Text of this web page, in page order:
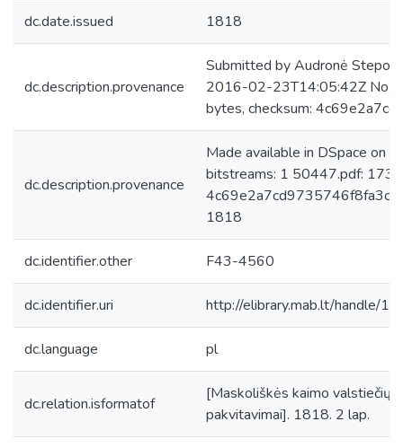
dc.date.issued 1818
dc.description.provenance
Submitted by Audronė
2016-02-23T14:05:42Z No.
bytes, checksum:
dc.description.provenance
Made available in DSpace on
bitstreams: 1 50447.pdf:
1818
dc.identifier.other F43-4560
dc.identifier.uri http://elibrary.mab.lt/handle/1/
dc.language pl
dc.relation.isformatof
[Maskoliškės kaimo valstiečių
pakvitavimai]. 1818. 2 lap.